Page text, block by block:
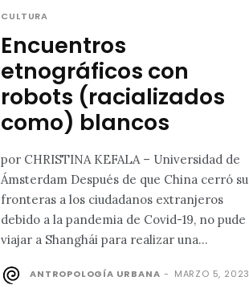
CULTURA
Encuentros
etnográficos con
robots (racializados
como) blancos
por CHRISTINA KEFALA – Universidad de
Ámsterdam Después de que China cerró sus
fronteras a los ciudadanos extranjeros
debido a la pandemia de Covid-19, no pude
viajar a Shanghái para realizar una...
ANTROPOLOGÍA URBANA - MARZO 5, 2023